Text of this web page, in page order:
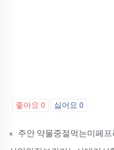
좋아요 0 싫어요 0
«